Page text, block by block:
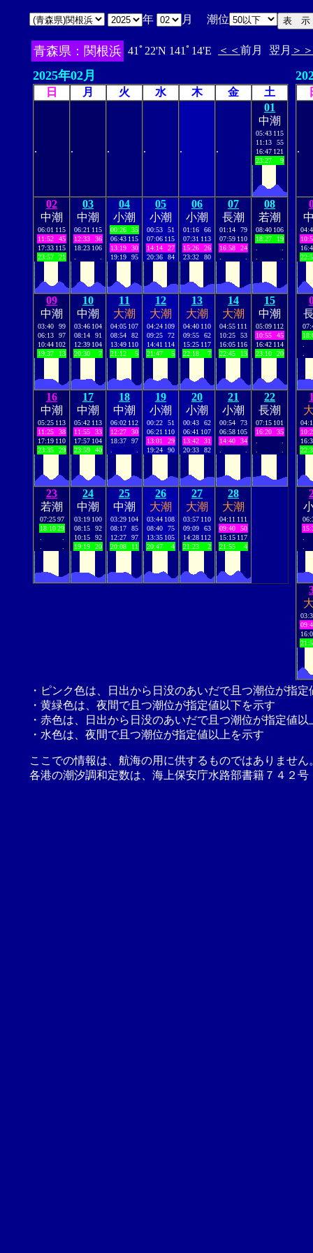
年 月 潮位
青森県：関根浜 41ﾟ22'N 141ﾟ14'E ＜＜ 前月 翌月 ＞＞
2025年02月
日 月 火 水 木 金 土
. . . . . .
01
中潮
05:43 115
11:13
55
16:47 121
23:27
9
02
中潮
06:01 115
11:52
45
17:33 115
23:57
21
03
中潮
06:21 115
12:33
36
18:23 106
04
小潮
00:26
35
06:43 115
13:19
30
19:19
95
05
小潮
00:53
51
07:06 115
14:14
27
20:36
84
06
小潮
01:16
66
07:31 113
15:26
26
23:32
80
07
長潮
01:14
79
07:59 110
16:58
24
08
若潮
08:40 106
18:27
19
09
中潮
03:40
99
06:13
97
10:44 102
19:37
13
10
中潮
03:46 104
08:14
91
12:39 104
20:30
7
11
大潮
04:05 107
08:54
82
13:49 110
21:12
5
12
大潮
04:24 109
09:25
72
14:41 114
21:47
5
13
大潮
04:40 110
09:55
62
15:25 117
22:18
7
14
大潮
04:55 111
10:25
53
16:05 116
22:45
13
15
中潮
05:09 112
10:55
45
16:42 114
23:10
20
16
中潮
05:25 113
11:25
38
17:19 110
23:35
29
17
中潮
05:42 113
11:55
33
17:57 104
23:59
40
18
中潮
06:02 112
12:27
30
18:37
97
19
小潮
00:22
51
06:21 110
13:01
29
19:24
90
20
小潮
00:43
62
06:41 107
13:42
31
20:33
82
21
小潮
00:54
73
06:58 105
14:40
34
22
長潮
07:15 101
16:20
35
23
若潮
07:25 97
18:10 29
24
中潮
03:19 100
08:15
92
10:15
92
19:19
20
25
中潮
03:29 104
08:17
85
12:27
97
20:08
11
26
大潮
03:44 108
08:40
75
13:35 105
20:47
4
27
大潮
03:57 110
09:09
63
14:28 112
21:23
2
28
大潮
04:11 111
09:40
50
15:15 117
21:55
4
.
・ピンク色は、日出から日没のあいだで且つ潮位が指
・黄緑色は、夜間で且つ潮位が指定値以下を示す
・赤色は、日出から日没のあいだで且つ潮位が指定値以
・水色は、夜間で且つ潮位が指定値以上を示す
ここでの情報は、航海の用に供するものではありませ
各港の潮汐調和定数は、海上保安庁水路部書籍７４２